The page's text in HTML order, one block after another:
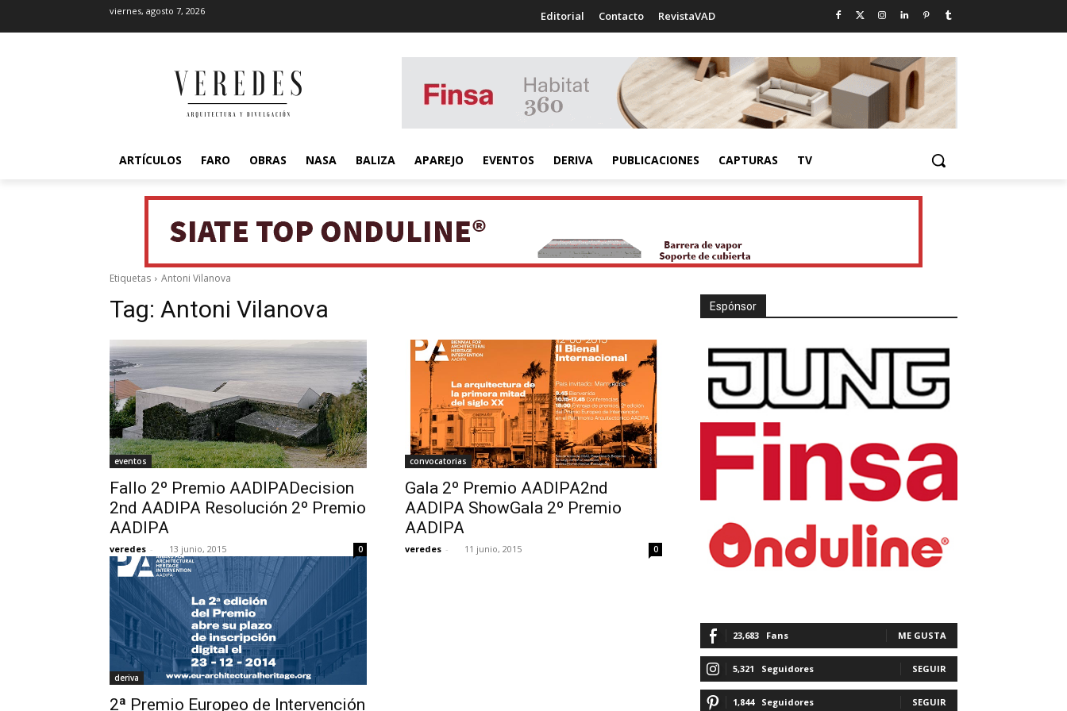
viernes, agosto 7, 2026 Editorial Contacto RevistaVAD
ARTÍCULOS FARO OBRAS NASA BALIZA APAREJO EVENTOS DERIVA PUBLICACIONES CAPTURAS TV
Etiquetas Antoni Vilanova
Tag: Antoni Vilanova
eventos
Fallo 2º Premio AADIPADecision
2nd AADIPA Resolución 2º Premio
AADIPA
veredes - 13 junio, 2015 0
convocatorias
Gala 2º Premio AADIPA2nd
AADIPA ShowGala 2º Premio
AADIPA
veredes - 11 junio, 2015 0
deriva
2ª Premio Europeo de Intervención
Espónsor
23,683 Fans ME GUSTA
5,321 Seguidores SEGUIR
1,844 Seguidores SEGUIR